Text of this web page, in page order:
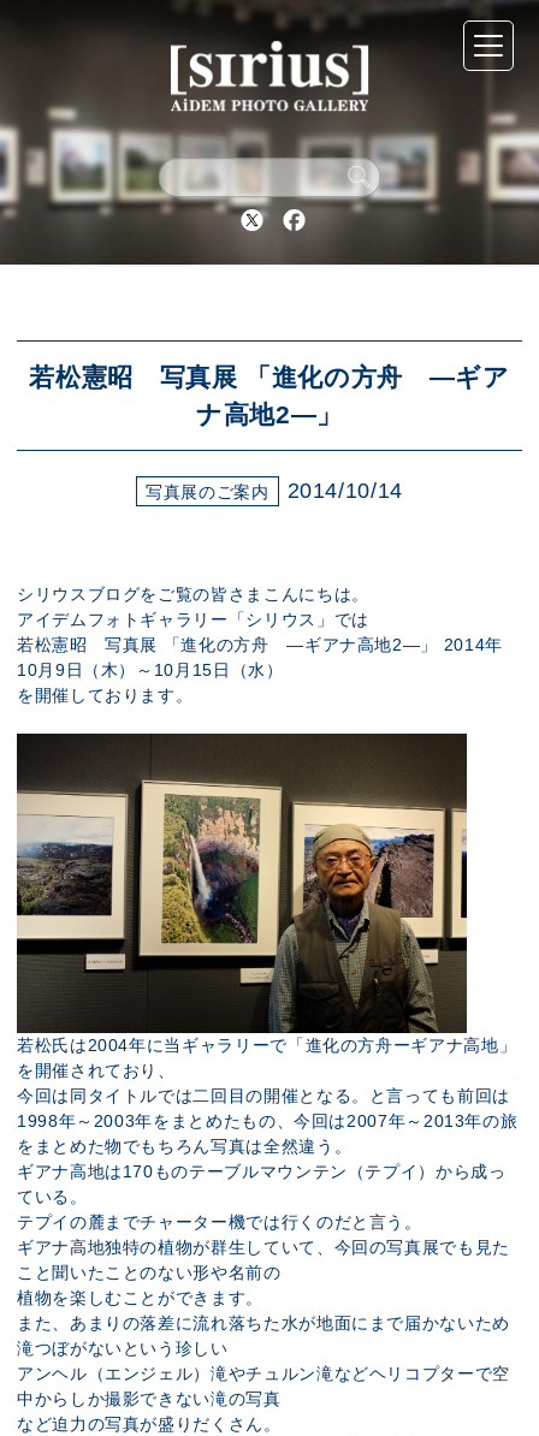
Twitter Facebook
若松憲昭 写真展 「進化の方舟 ―ギア
ナ高地2―」
写真展のご案内 2014/10/14
シリウスブログをご覧の皆さまこんにちは。
アイデムフォトギャラリー「シリウス」では
若松憲昭 写真展 「進化の方舟 ―ギアナ高地2―」 2014年
10月9日（木）～10月15日（水）
を開催しております。
若松氏は2004年に当ギャラリーで「進化の方舟ーギアナ高地」
を開催されており、
今回は同タイトルでは二回目の開催となる。と言っても前回は
1998年～2003年をまとめたもの、今回は2007年～2013年の旅
をまとめた物でもちろん写真は全然違う。
ギアナ高地は170ものテーブルマウンテン（テプイ）から成っ
ている。
テプイの麓までチャーター機では行くのだと言う。
ギアナ高地独特の植物が群生していて、今回の写真展でも見た
こと聞いたことのない形や名前の
植物を楽しむことができます。
また、あまりの落差に流れ落ちた水が地面にまで届かないため
滝つぼがないという珍しい
アンヘル（エンジェル）滝やチュルン滝などヘリコプターで空
中からしか撮影できない滝の写真
など迫力の写真が盛りだくさん。
シリウスについて
展示スケジュール
アクセス
ブログ